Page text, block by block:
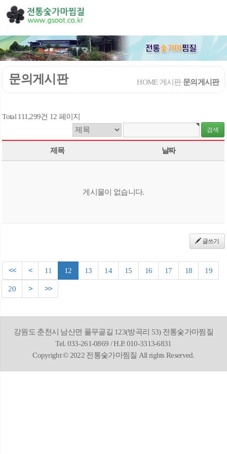
문의게시판 HOME/게시판/문의게시판
Total 111,299건 12 페이지
제목 날짜
게시물이 없습니다.
글쓰기
<< < 11 12 13 14 15 16 17 18 19
20 > >>
강원도 춘천시 남산면 풀무골길 123(방곡리 53) 전통숯가마찜질
Tel. 033-261-0869 / H.P. 010-3313-6831
Copyright © 2022 전통숯가마찜질 All rights Reserved.